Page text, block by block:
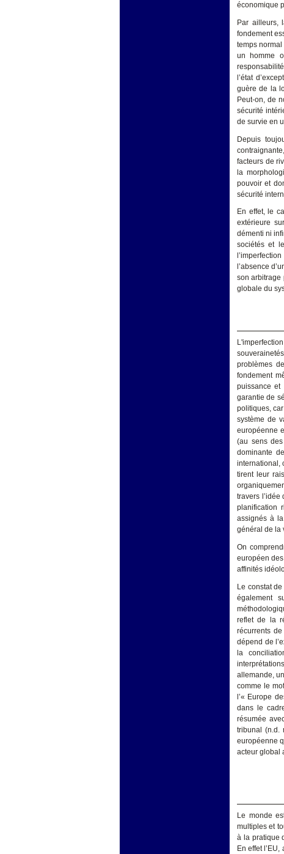
économique
Par ailleurs,
fondement
temps
un homme
l’état
guère de la
Peut-on, de
sécurité
de survie en
Depuis
facteurs de
la
pouvoir et
sécurité
En effet, le
extérieure
démenti ni
sociétés et
l’absence
son arbitrage
globale du
problèmes
fondement
puissance
garantie de
politiques,
système de
européenne
(au sens
dominante
international,
tirent leur
travers l’idée
planification
assignés à
général de la
On
européen
affinités
Le constat
également
reflet de la
récurrents
dépend de
la
allemande,
comme le
l’« Europe
dans le
résumée
tribunal (n.d.
européenne
acteur global
Le monde
multiples et
à la pratique
En effet